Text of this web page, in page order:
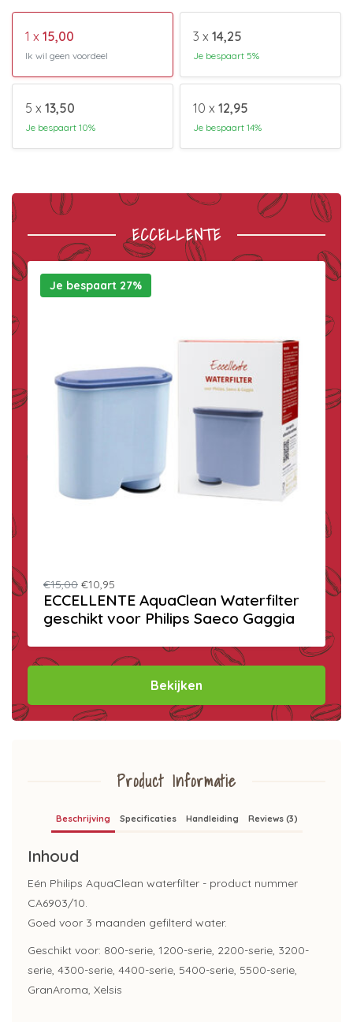
1 x 15,00
Ik wil geen voordeel
3 x 14,25
Je bespaart 5%
5 x 13,50
Je bespaart 10%
10 x 12,95
Je bespaart 14%
ECCELLENTE
Je bespaart 27%
€15,00 €10,95
ECCELLENTE AquaClean Waterfilter
geschikt voor Philips Saeco Gaggia
Bekijken
Product Informatie
Beschrijving Specificaties Handleiding Reviews (3)
Inhoud
Eén Philips AquaClean waterfilter - product nummer
CA6903/10.
Goed voor 3 maanden gefilterd water.
Geschikt voor: 800-serie, 1200-serie, 2200-serie, 3200-
serie, 4300-serie, 4400-serie, 5400-serie, 5500-serie,
GranAroma, Xelsis